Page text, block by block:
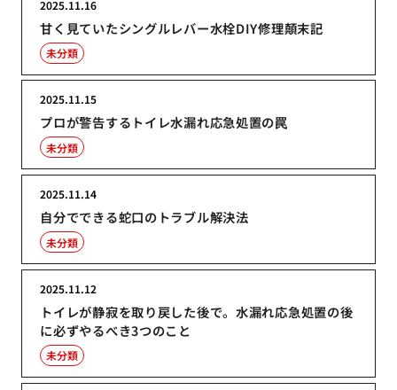
甘く見ていたシングルレバー水栓DIY修理顛末記
2025.11.16
未分類
プロが警告するトイレ水漏れ応急処置の罠
2025.11.15
未分類
自分でできる蛇口のトラブル解決法
2025.11.14
未分類
トイレが静寂を取り戻した後で。水漏れ応急処置の後
に必ずやるべき3つのこと
2025.11.12
未分類